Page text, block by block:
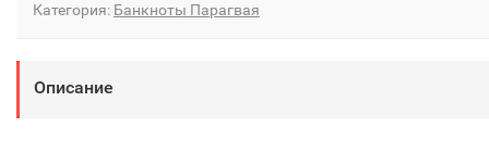
Категория: Банкноты Парагвая
Описание